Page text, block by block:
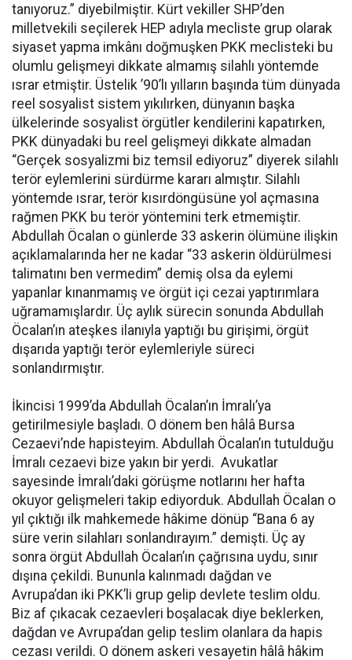
tanıyoruz.” diyebilmiştir. Kürt vekiller SHP’den
milletvekili seçilerek HEP adıyla mecliste grup olarak
siyaset yapma imkânı doğmuşken PKK meclisteki bu
olumlu gelişmeyi dikkate almamış silahlı yöntemde
ısrar etmiştir. Üstelik ’90’lı yılların başında tüm dünyada
reel sosyalist sistem yıkılırken, dünyanın başka
ülkelerinde sosyalist örgütler kendilerini kapatırken,
PKK dünyadaki bu reel gelişmeyi dikkate almadan
“Gerçek sosyalizmi biz temsil ediyoruz” diyerek silahlı
terör eylemlerini sürdürme kararı almıştır. Silahlı
yöntemde ısrar, terör kısırdöngüsüne yol açmasına
rağmen PKK bu terör yöntemini terk etmemiştir.
Abdullah Öcalan o günlerde 33 askerin ölümüne ilişkin
açıklamalarında her ne kadar “33 askerin öldürülmesi
talimatını ben vermedim” demiş olsa da eylemi
yapanlar kınanmamış ve örgüt içi cezai yaptırımlara
uğramamışlardır. Üç aylık sürecin sonunda Abdullah
Öcalan’ın ateşkes ilanıyla yaptığı bu girişimi, örgüt
dışarıda yaptığı terör eylemleriyle süreci
sonlandırmıştır.
İkincisi 1999’da Abdullah Öcalan’ın İmralı’ya
getirilmesiyle başladı. O dönem ben hâlâ Bursa
Cezaevi’nde hapisteyim. Abdullah Öcalan’ın tutulduğu
İmralı cezaevi bize yakın bir yerdi. Avukatlar
sayesinde İmralı’daki görüşme notlarını her hafta
okuyor gelişmeleri takip ediyorduk. Abdullah Öcalan o
yıl çıktığı ilk mahkemede hâkime dönüp “Bana 6 ay
süre verin silahları sonlandırayım.” demişti. Üç ay
sonra örgüt Abdullah Öcalan’ın çağrısına uydu, sınır
dışına çekildi. Bununla kalınmadı dağdan ve
Avrupa’dan iki PKK’li grup gelip devlete teslim oldu.
Biz af çıkacak cezaevleri boşalacak diye beklerken,
dağdan ve Avrupa’dan gelip teslim olanlara da hapis
cezası verildi. O dönem askeri vesayetin hâlâ hâkim